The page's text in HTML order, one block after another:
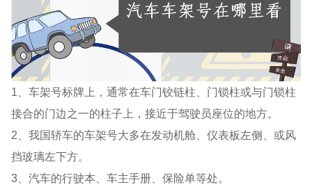
1、车架号标牌上，通常在车门铰链柱、门锁柱或与门锁柱
接合的门边之一的柱子上，接近于驾驶员座位的地方。
2、我国轿车的车架号大多在发动机舱、仪表板左侧、或风
挡玻璃左下方。
3、汽车的行驶本、车主手册、保险单等处。